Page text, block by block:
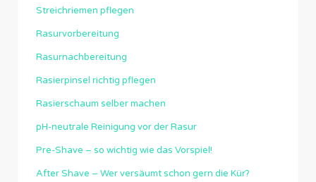
Streichriemen pflegen
Rasurvorbereitung
Rasurnachbereitung
Rasierpinsel richtig pflegen
Rasierschaum selber machen
pH-neutrale Reinigung vor der Rasur
Pre-Shave – so wichtig wie das Vorspiel!
After Shave – Wer versäumt schon gern die Kür?